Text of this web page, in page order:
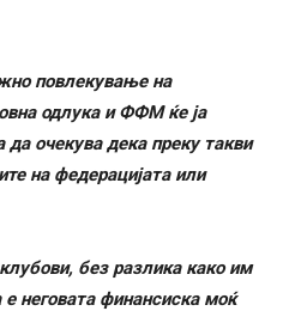
повлекување на
одлука и ФФМ ќе ја
да очекува дека преку такви
на федерацијата или
без разлика како им
неговата финансиска моќ